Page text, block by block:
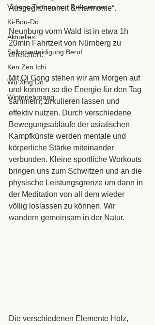
Videos, Zeitung und Referenzen
Ki-Bou-Do
Aktuelles
Selbstverteidigung Beruf
Ken Zen Ichi
Wu Xing Do
Winterlehrgang
Ausgeglichenheit & Harmonie“.
Neunburg vorm Wald ist in etwa 1h
20min Fahrtzeit von Nürnberg zu
erreichen.
Mit Qi Gong stehen wir am Morgen auf
und können so die Energie für den Tag
sammeln, zirkulieren lassen und
effektiv nutzen. Durch verschiedene
Bewegungsabläufe der asiatischen
Kampfkünste werden mentale und
körperliche Stärke miteinander
verbunden. Kleine sportliche Workouts
bringen uns zum Schwitzen und an die
physische Leistungsgrenze um dann in
der Meditation von all dem wieder
völlig loslassen zu können. Wir
wandern gemeinsam in der Natur.
Die verschiedenen Elemente Holz,